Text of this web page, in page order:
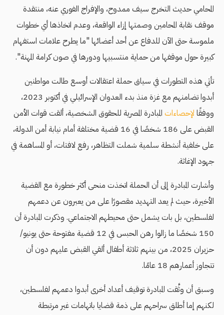
المحامي حديث التخرج سيف ممدوح، والإفراج الفوري عنه، منتقدة
موقف نقابة المحامين وصمتها إزاء الواقعة، وعدم اتخاذها أي خطوات
ملموسة حتى الآن للدفاع عن أحد أعضائها "ما يطرح علامات استفهام
كبيرة حول موقفها من حماية منتسبيها ودورها في صون كرامة المهنة".
تأتي هذه التطورات في سياق حملة اعتقالات أوسع طالت مواطنين
أبدوا تضامنهم مع غزة منذ بدء العدوان الإسرائيلي في أكتوبر 2023،
ووفقًا لإحصاءات المبادرة المصرية للحقوق الشخصية، ألقت قوات الأمن
القبض على 186 شخصًا في 16 قضية مختلفة أمام نيابة أمن الدولة،
على خلفية أنشطة سلمية شملت التظاهر، رفع لافتات، أو المساهمة في
جهود الإغاثة.
وأشارت المبادرة إلى أن الحملة اتخذت منحى أكثر خطورة مع القضية
الأخيرة، حيث لم يعد التهديد مقصورًا على من يعبرون عن دعمهم
لفلسطين، بل بات يشمل حتى محيطهم الاجتماعي. وذكرت المبادرة أن
150 شخصًا ما زالوا رهن الحبس في 12 قضية مفتوحة حتى يونيو/
حزيران 2025، من بينهم ثلاثة أطفال ألقي القبض عليهم دون أن
تتجاوز أعمارهم 18 عامًا.
وسبق أن وثَّقت المبادرة توقيف أعداد أخرى أبدوا دعمهم لفلسطين،
لكنهم إما أطلق سراحهم على ذمة قضايا باتهامات غير مرتبطة